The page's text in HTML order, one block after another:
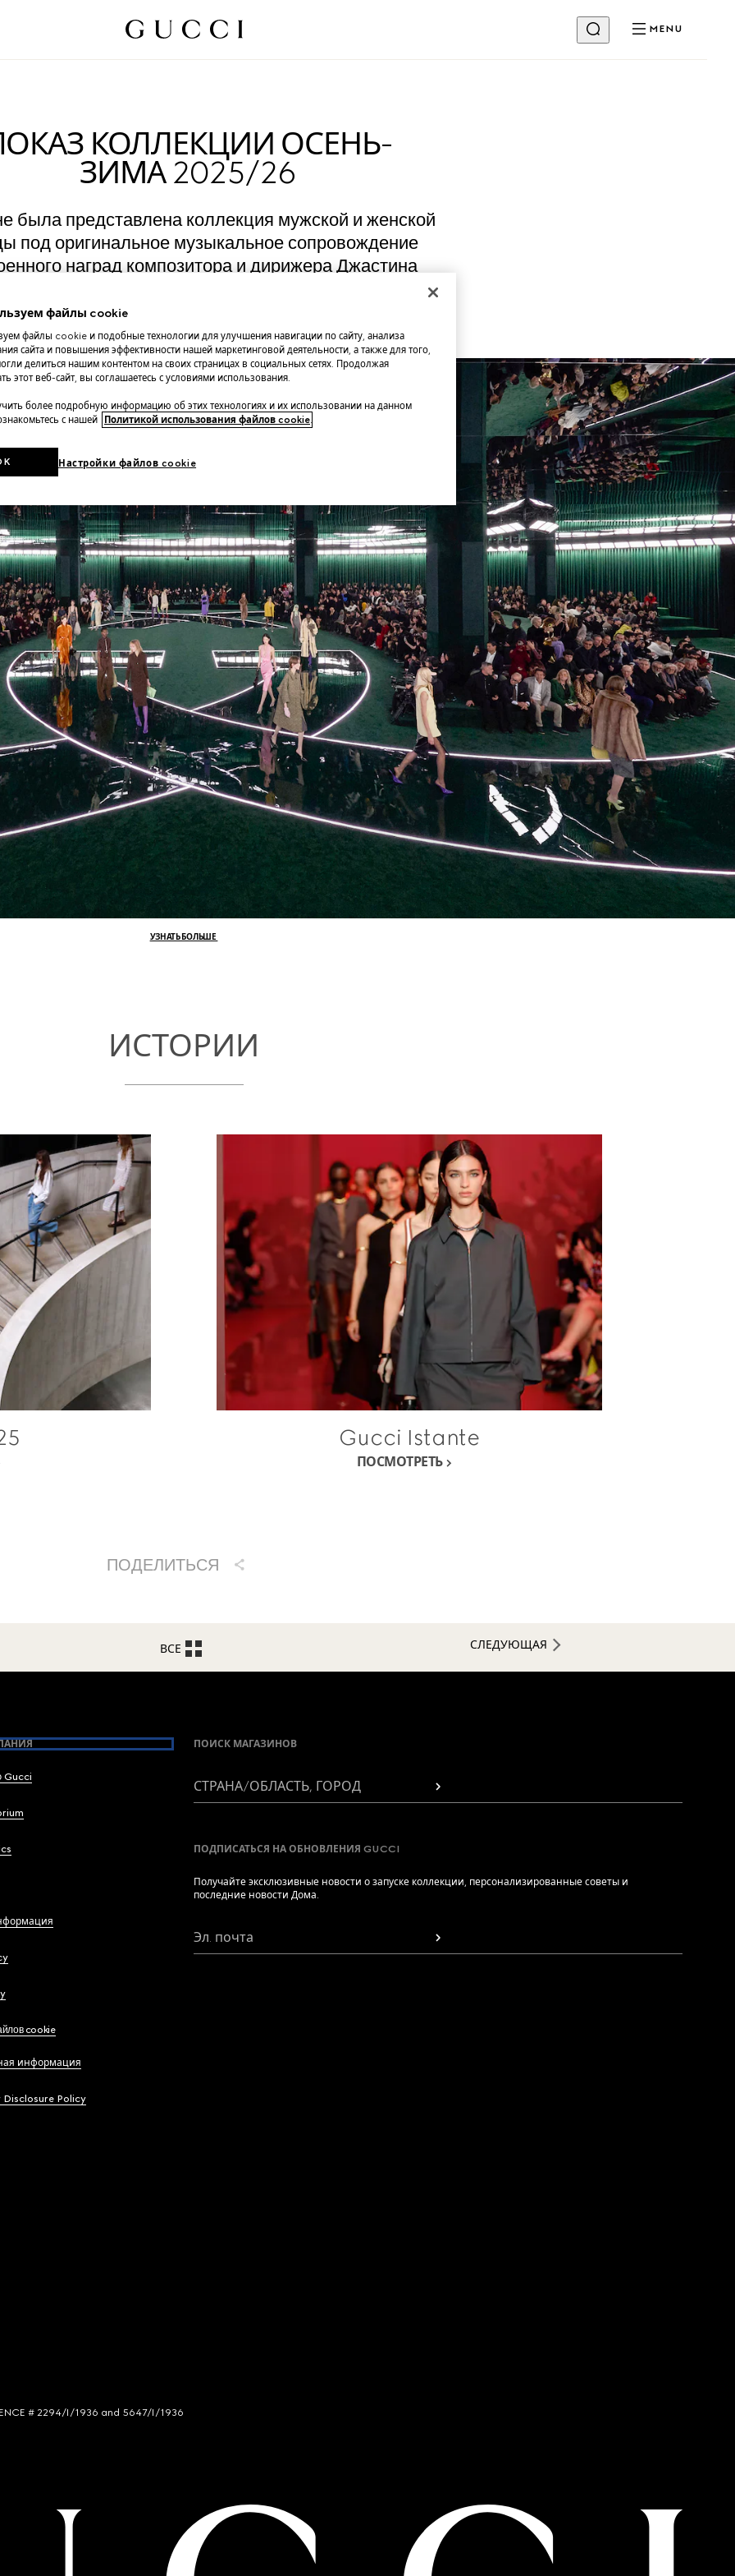
MENU
КОЛЛЕКЦИИ ОСЕНЬ-
ЗИМА 2025/26
была представлена коллекция мужской и женской
под оригинальное музыкальное сопровождение
наград композитора и дирижера Джастина
УЗНАТЬ БОЛЬШЕ
ИСТОРИИ
Gucci Istante
ПОСМОТРЕТЬ
ПОДЕЛИТЬСЯ
ВСЕ СЛЕДУЮЩАЯ
Gucci
cookie
информация
Policy
ПОИСК МАГАЗИНОВ
СТРАНА/ОБЛАСТЬ, ГОРОД
ПОДПИСАТЬСЯ НА ОБНОВЛЕНИЯ GUCCI
Получайте эксклюзивные новости о запуске коллекции, персонализированные советы и
последние новости Дома.
Эл. почта
# 2294/I/1936 and 5647/I/1936
файлы cookie
файлы cookie и подобные технологии для улучшения навигации по сайту, анализа
сайта и повышения эффективности нашей маркетинговой деятельности, а также для того,
делиться нашим контентом на своих страницах в социальных сетях. Продолжая
этот веб-сайт, вы соглашаетесь с условиями использования.
более подробную информацию об этих технологиях и их использовании на данном
с нашей
Политикой использования файлов cookie.
Настройки файлов cookie